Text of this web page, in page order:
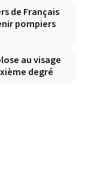
de Français
pompiers
au visage
degré